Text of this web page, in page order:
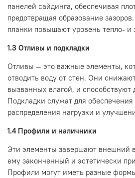
панелей сайдинга, обеспечивая
предотвращая образование
планки повышают уровень тепло- и
1.3 Отливы и подкладки
Отливы — это важные элементы,
отводить воду от стен. Они
вызванных влагой, и способствуют
Подкладки служат для
распределения нагрузки и
1.4 Профили и наличники
Эти элементы завершают внешний
ему законченный и эстетически
Профили могут иметь разные